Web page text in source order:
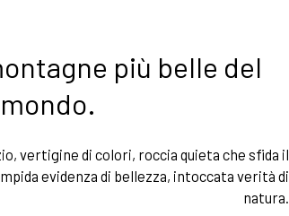
più belle del
mondo.
vertigine di colori, roccia quieta che sfida il
evidenza di bellezza, intoccata verità di
natura.